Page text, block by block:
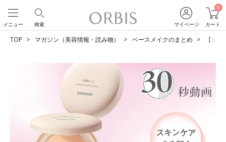
マイページ
0
カート
検索
メニュー
TOP マガジン（美容情報・読み物） ベースメイクのまとめ 【シ